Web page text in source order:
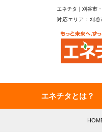
エネチタ｜刈谷市
対応エリア：刈
エネチタとは？